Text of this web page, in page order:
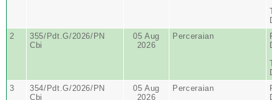
2
355/Pdt.G/2026/PN
Cbi
05 Aug
2026
Perceraian
3
354/Pdt.G/2026/PN
Cbi
05 Aug
2026
Perceraian